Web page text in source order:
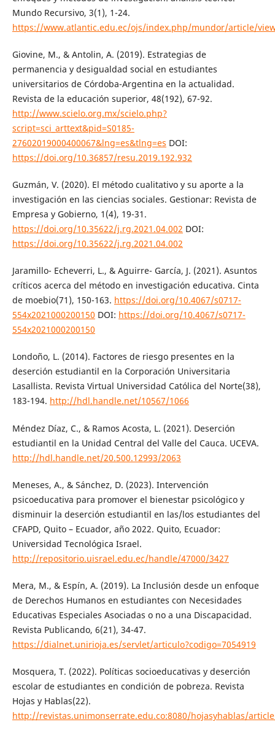
Mundo Recursivo, 3(1), 1-24.
https://www.atlantic.edu.ec/ojs/index.php/mundor/article/
Giovine, M., & Antolin, A. (2019). Estrategias de
permanencia y desigualdad social en estudiantes
universitarios de Córdoba-Argentina en la actualidad.
Revista de la educación superior, 48(192), 67-92.
http://www.scielo.org.mx/scielo.php?
script=sci_arttext&pid=S0185-
27602019000400067&lng=es&tlng=es DOI:
https://doi.org/10.36857/resu.2019.192.932
Guzmán, V. (2020). El método cualitativo y su aporte a la
investigación en las ciencias sociales. Gestionar: Revista de
Empresa y Gobierno, 1(4), 19-31.
https://doi.org/10.35622/j.rg.2021.04.002 DOI:
https://doi.org/10.35622/j.rg.2021.04.002
Jaramillo- Echeverri, L., & Aguirre- García, J. (2021). Asuntos
críticos acerca del método en investigación educativa. Cinta
de moebio(71), 150-163. https://doi.org/10.4067/s0717-
554x2021000200150 DOI: https://doi.org/10.4067/s0717-
554x2021000200150
Londoño, L. (2014). Factores de riesgo presentes en la
deserción estudiantil en la Corporación Universitaria
Lasallista. Revista Virtual Universidad Católica del Norte(38),
183-194. http://hdl.handle.net/10567/1066
Méndez Díaz, C., & Ramos Acosta, L. (2021). Deserción
estudiantil en la Unidad Central del Valle del Cauca. UCEVA.
http://hdl.handle.net/20.500.12993/2063
Meneses, A., & Sánchez, D. (2023). Intervención
psicoeducativa para promover el bienestar psicológico y
disminuir la deserción estudiantil en las/los estudiantes del
CFAPD, Quito – Ecuador, año 2022. Quito, Ecuador:
Universidad Tecnológica Israel.
http://repositorio.uisrael.edu.ec/handle/47000/3427
Mera, M., & Espín, A. (2019). La Inclusión desde un enfoque
de Derechos Humanos en estudiantes con Necesidades
Educativas Especiales Asociadas o no a una Discapacidad.
Revista Publicando, 6(21), 34-47.
https://dialnet.unirioja.es/servlet/articulo?codigo=7054919
Mosquera, T. (2022). Políticas socioeducativas y deserción
escolar de estudiantes en condición de pobreza. Revista
Hojas y Hablas(22).
http://revistas.unimonserrate.edu.co:8080/hojasyhablas/